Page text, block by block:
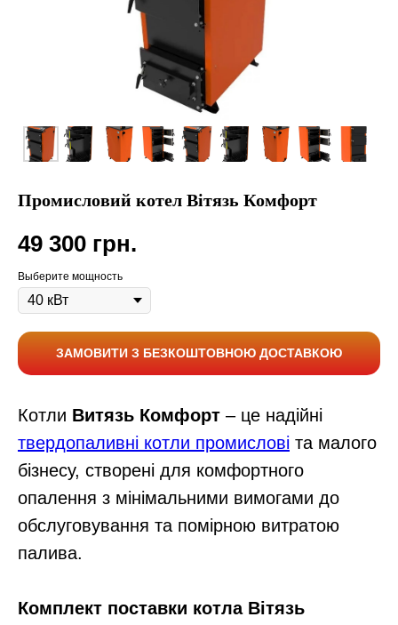
Промисловий котел Вітязь Комфорт
49 300 грн.
Выберите мощность
ЗАМОВИТИ З БЕЗКОШТОВНОЮ ДОСТАВКОЮ
Котли Витязь Комфорт – це надійні
твердопаливні котли промислові та малого
бізнесу, створені для комфортного
опалення з мінімальними вимогами до
обслуговування та помірною витратою
палива.
Комплект поставки котла Вітязь